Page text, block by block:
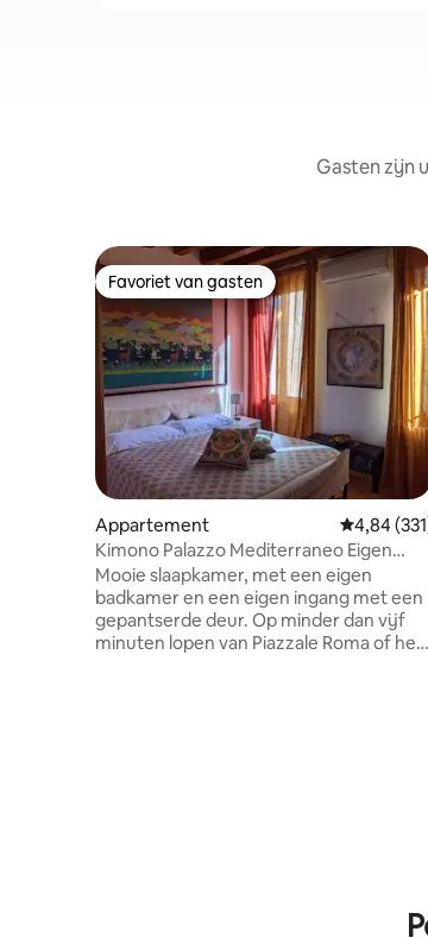
Gasten zijn
Favoriet van gasten
Favoriet van gasten
Appartement
4,84
Kimono Palazzo Mediterraneo Eigen
entree
Mooie slaapkamer, met een eigen
badkamer en een eigen ingang met een
gepantserde deur. Op minder dan vijf
minuten lopen van Piazzale Roma of het